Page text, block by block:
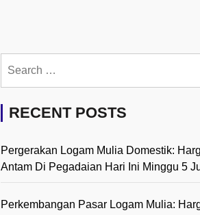
for:
RECENT POSTS
Pergerakan Logam Mulia Domestik:
Antam Di Pegadaian Hari Ini Minggu 5
Perkembangan Pasar Logam Mulia: